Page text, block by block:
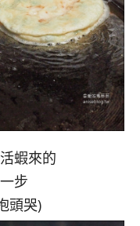
蝦來的
步
頭哭)